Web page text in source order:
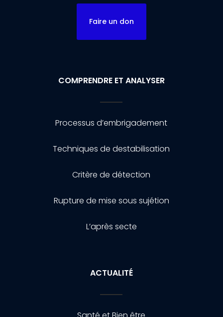
Faire un don
COMPRENDRE ET ANALYSER
Processus d’embrigadement
Techniques de destabilisation
Critère de détection
Rupture de mise sous sujétion
L’après secte
ACTUALITÉ